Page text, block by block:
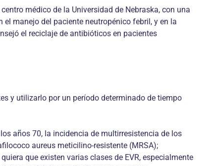
médico de la Universidad de Nebraska, con una
manejo del paciente neutropénico febril, y en la
el reciclaje de antibióticos en pacientes
y utilizarlo por un período determinado de tiempo
años 70, la incidencia de multirresistencia de los
aureus meticilino-resistente (MRSA);
que existen varias clases de EVR, especialmente